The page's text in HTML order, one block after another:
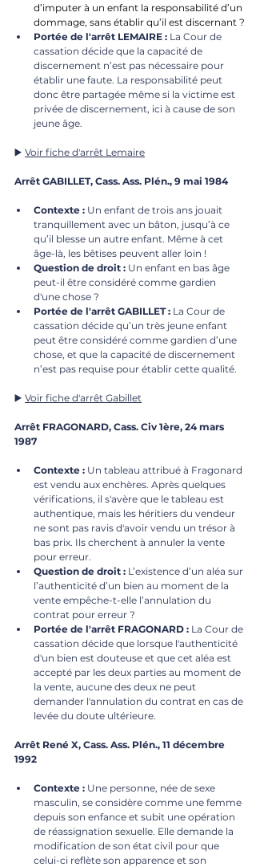
d’imputer à un enfant la responsabilité d’un
dommage, sans établir qu’il est discernant ?
Portée de l'arrêt LEMAIRE : La Cour de
cassation décide que la capacité de
discernement n’est pas nécessaire pour
établir une faute. La responsabilité peut
donc être partagée même si la victime est
privée de discernement, ici à cause de son
jeune âge.
▶️ Voir fiche d'arrêt Lemaire
Arrêt GABILLET, Cass. Ass. Plén., 9 mai 1984
Contexte : Un enfant de trois ans jouait
tranquillement avec un bâton, jusqu’à ce
qu’il blesse un autre enfant. Même à cet
âge-là, les bêtises peuvent aller loin !
Question de droit : Un enfant en bas âge
peut-il être considéré comme gardien
d'une chose ?
Portée de l'arrêt GABILLET : La Cour de
cassation décide qu’un très jeune enfant
peut être considéré comme gardien d’une
chose, et que la capacité de discernement
n’est pas requise pour établir cette qualité.
▶️ Voir fiche d'arrêt Gabillet
Arrêt FRAGONARD, Cass. Civ 1ère, 24 mars
1987
Contexte : Un tableau attribué à Fragonard
est vendu aux enchères. Après quelques
vérifications, il s'avère que le tableau est
authentique, mais les héritiers du vendeur
ne sont pas ravis d'avoir vendu un trésor à
bas prix. Ils cherchent à annuler la vente
pour erreur.
Question de droit : L’existence d’un aléa sur
l’authenticité d’un bien au moment de la
vente empêche-t-elle l’annulation du
contrat pour erreur ?
Portée de l'arrêt FRAGONARD : La Cour de
cassation décide que lorsque l'authenticité
d'un bien est douteuse et que cet aléa est
accepté par les deux parties au moment de
la vente, aucune des deux ne peut
demander l'annulation du contrat en cas de
levée du doute ultérieure.
Arrêt René X, Cass. Ass. Plén., 11 décembre
1992
Contexte : Une personne, née de sexe
masculin, se considère comme une femme
depuis son enfance et subit une opération
de réassignation sexuelle. Elle demande la
modification de son état civil pour que
celui-ci reflète son apparence et son